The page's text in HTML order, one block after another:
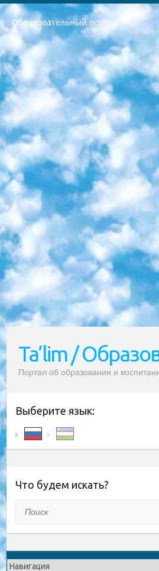
Образовательный портал
РЕСПУБЛИКА УЗБЕКИСТАН МИНИСТРЕРСТВО ДОШКОЛЬНОГО И ШКОЛЬНОГО ОБРАЗОВАНИЯ КОМАНДА в общеобразовательных учреждениях в 2023-2024 учебном году организация и проведение итоговой государственной аттестации обучающихся о Министра дошкольного и школьного образования Республики Узбекистан от 4 марта 2008 года (постановлением Минюста от 20 марта 2008 года № 1778 государственной регистрации) «Итоговое состояние учащихся общего среднего образования на основании положения об утверждении положения об аттестации общего среднего образования выпускной экзамен студентов в образовательных учреждениях в 2023-2024 учебном году В целях организации и прохождения аттестации приказываю: 1. Следующее: перечень предметов, по которым будет проводиться итоговая государственная аттестация и экзамен формы перевода согласно приложению 1; сертификаты международного образца, оценивающие уровень владения иностранными языками перечень согласно приложению 2; 2. Педагогический при специализированных образовательных учреждениях. научно-практический центр квалификации и международной оценки (Д.Давидова) 2024 г. До 25 марта: задания по предметам, по которым будет проводиться итоговая аттестация разработка и утверждение технических условий; итоговая аттестация на основании разработанного предметного задания разработка вопросов по предметам (устно и письменно), экзамен передача; общеобразовательные средние школы и специальные учебные заведения учащиеся выпускных классов школ и интернатов в агентской системе подготовка базы данных экзаменационных материалов и критериев оценки; перевод базы экзаменационных материалов на все языки обучения подать в Республиканский образовательный центр для изготовления; варианты экзаменов на основе разработанных контрольных материалов пусть будут поставлены задачи формирования. 3. Республиканский образовательный центр (Ш.Худайкулов) до 5 апреля 2024 года. до: база данных предоставленных экзаменационных материалов на все языки обучения перевод и экспертиза; для слепых, слабовидящих, глухих, слабослышащих и умственно отсталых детей учащиеся выпускных классов специализированных школ и школ-интернатов база данных экзаменационных материалов на всех преподаваемых языках подготовка критериев оценки; специализированные школы для умственно отсталых детей и технологии для учащихся выпускных классов школ-интернатов разработка соответствующих рекомендаций и критериев проведения ЕГЭ по естествознанию давать задания. 4. Педагогический при специализированных образовательных учреждениях. Научно-практический центр навыков и международной оценки (Д.Давидова), Республика образовательный центр (Худайкулов Ш.) итоговый государственный аттестационный экзамен ориентирован на творческое и логическое мышление при подготовке базы материалов учитывать введение заданий. 5. Следует отметить, что: сертификат государственного образца о знании общеобразовательного предмета и как минимум национальный уровень B1 по предметам на иностранных языках, указанным в Приложении 2. или международно признанный сертификат эквивалентного уровня студенты, изучающие определенный предмет, освобождаются от экзамена; по соответствующим предметам запланирована итоговая государственная аттестация за день до дня, путем жеребьевки Рабочей группой (в письменной форме по предметам, проводимым в форме) из числа сформированных вариантов выбрано 2 варианта; 2 выбранных варианта экзамена анонсированы на официальном сайте министерства и все выпускники по всей стране на основе этих вариантов проводит итоговую государственную аттестацию. 6. Государственное образование учащихся средних общеобразовательных учреждений. знания в соответствии с квалификационными требованиями, которые необходимо приобрести на основании стандартов итоговый (выпускной) контроль для 9 и 11 классов в целях тестирования Экзамены (далее – экзамены) состоят из предметов, перечисленных в приложении 1. будет сделано. 7. Экзамены пройдут с 26 мая по 15 июня 2024 г. (кроме науки физического воспитания). 8. Физическая для учащихся 9 классов общесредних образовательных учреждений. Экзамены по предмету «Образование, квалификация медицина» 1-6 мая 2024 года. сотрудники перевести под присмотр (с отклонениями в физическом или умственном развитии) специализированная школа для детей, школы-интернаты и со сколиозом школы-интернаты санаторного типа для больных детей исключены). 9. Он был слепым, слабовидящим и имел нарушения опорно-двигательного аппарата. экзамены в специализированных школах и интернатах для детей должны проводиться исходя из требований, предъявляемых к общеобразовательным учреждениям (физкультура кроме науки). 10. Специализированная школа для глухих и слабослышащих детей. и экзамены в интернатах и быть реализован в виде письменного теста по математике. 11. Специальность для умственно отсталых детей. Для 9 класса Родной язык и литературное письмо Государственный язык (язык обучения – узбекский). для неклассов) написано Математическое письмо Письменная/устная история Узбекистана Физическое воспитание практично Итоговый контроль Для 11 класса Написание родного языка и литературы (эссе) Математическое письмо Узбекский язык (обучение на узбекском языке) не посещающее общее среднее образование для учреждений)/Образовательное учреждение выбор письменный и устный Иностранный язык письменный/устный Письменная/устная история Узбекистана *По выбору студента:  Химия  Физика  Основы государственного права  География 10 бесплатных образовательных ресурсов - Мы составили подборку онлайн-проектов с интерактивными упражнениями, видеолекциями и статьями. Они помогут вам обрести новые и освежить старые знания бесплатно. 1. «ИНТУИТ» Старейшая образовательная площадка Рунета. Здесь вы найдёте сотни текстовых и видеокурсов на десятки различных тем — от программирования до психологии. Многие курсы подготовлены российскими университетами и крупными международными компаниями вроде Intel и Microsoft. Самостоятельное обучение бесплатное, но желающие могут оплатить услуги персональных наставников. 2. «Смартия» знакомит с актуальными профессиями и подсказывает, как им обучаться. Выбрав заинтересовавшую вас специальность — SMM-специалист, фотограф, веб-дизайнер или другую, — увидите список необходимых для неё умений. Чтобы вы могли освоить их самостоятельно, для каждого умения площадка отображает подборку ссылок на учебные материалы. Хотя «Смартия» ориентируется на русскоязычную аудиторию, часть контента всё же доступна только на английском. 3. «Лекторий Физтеха» Проект Московского физико-технического института (Физтеха). С его помощью вы можете смотреть онлайн серии лекций, записанные на видео в этом вузе. В числе доступных предметов — физика, биология, химия, информационные технологии и другие. К некоторым лекциям администрация ресурса прилагает готовые конспекты, которые можно скачивать в PDF-формате. 4. ITMOcourses Онлайн-площадка Санкт-Петербургского национального исследовательского университета информационных технологий, механики и оптики (ИТМО). Ресурс предоставляет свободный доступ к курсам, разработанным в этом вузе. Каталог материалов разбит на четыре категории: «Оптические системы и технологии», «Приборостроение и робототехника», «Информационные технологии» и «Биотехнологии». Курсы состоят из видеолекций, интерактивных демонстраций и заданий. 5. «КиберЛенинка» Электронная научная библиотека открытого доступа. Каталог
Ta’lim /
Портал об образовании и
Выберите язык:
Что будем искать?